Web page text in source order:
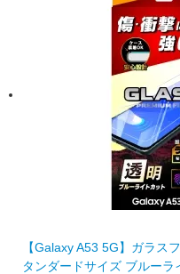
【Galaxy A53 5G】ガラス
タンダードサイズ ブルーラ